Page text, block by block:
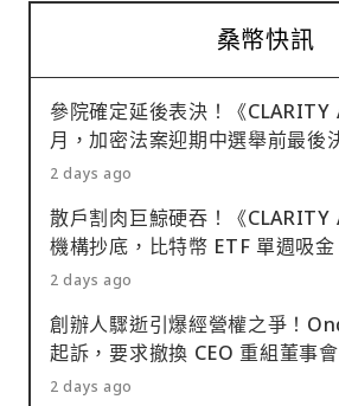
桑幣快訊
參院確定延後表決！《
月，加密法案迎期中選舉前最後
2 days ago
散戶割肉巨鯨硬吞！《CLARITY
機構抄底，比特幣 ETF 單週吸
2 days ago
創辦人驟逝引爆經營權之爭！
起訴，要求撤換 CEO 重組董事會
2 days ago